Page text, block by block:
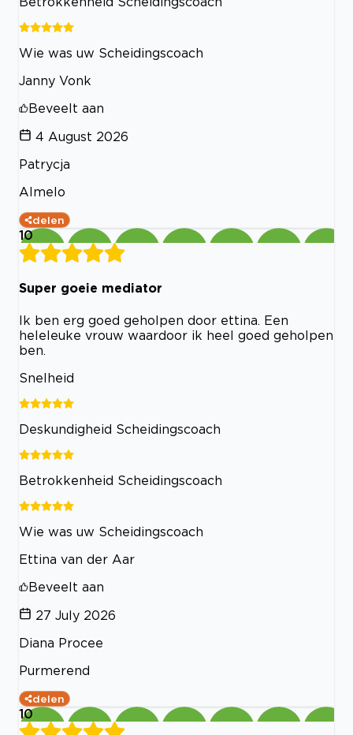
Wie was uw Scheidingscoach
Janny Vonk
Beveelt aan
4 August 2026
Patrycja
Almelo
delen
10
Super goeie mediator
Ik ben erg goed geholpen door ettina. Een
heleleuke vrouw waardoor ik heel goed geholpen
ben.
Snelheid
Deskundigheid Scheidingscoach
Betrokkenheid Scheidingscoach
Wie was uw Scheidingscoach
Ettina van der Aar
Beveelt aan
27 July 2026
Diana Procee
Purmerend
delen
10